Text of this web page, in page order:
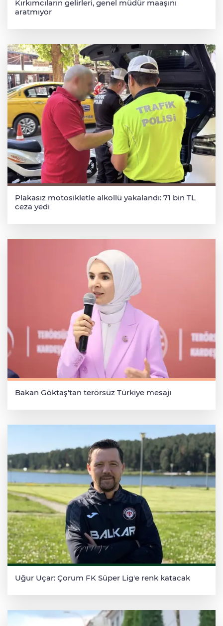
Kırkımcıların gelirleri, genel müdür maaşını
aratmıyor
Plakasız motosikletle alkollü yakalandı: 71 bin TL
ceza yedi
Bakan Göktaş'tan terörsüz Türkiye mesajı
Uğur Uçar: Çorum FK Süper Lig'e renk katacak